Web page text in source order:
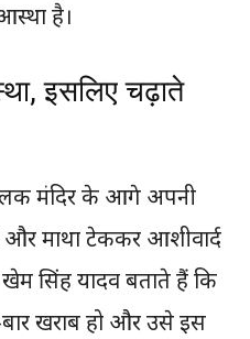
है।
इसलिए चढ़ाते
मंदिर के आगे अपनी
माथा टेककर आशीवार्द
सिंह यादव बताते हैं कि
बार खराब हो और उसे इस